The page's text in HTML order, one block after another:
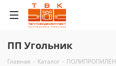
ПП Угольник
Главная - Каталог - ПОЛИПРОПИЛЕН